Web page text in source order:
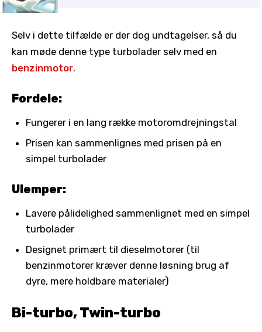
Selv i dette tilfælde er der dog undtagelser, så du
kan møde denne type turbolader selv med en
benzinmotor.
Fordele:
Fungerer i en lang række motoromdrejningstal
Prisen kan sammenlignes med prisen på en
simpel turbolader
Ulemper:
Lavere pålidelighed sammenlignet med en simpel
turbolader
Designet primært til dieselmotorer (til
benzinmotorer kræver denne løsning brug af
dyre, mere holdbare materialer)
Bi-turbo, Twin-turbo